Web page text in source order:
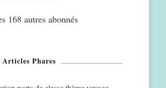
168 autres abonnés
Articles Phares